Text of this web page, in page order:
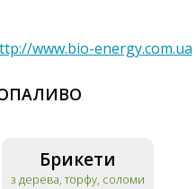
www.bio-energy.com.ua
Брикети
з дерева, торфу, соломи